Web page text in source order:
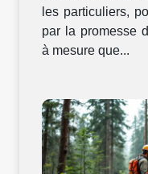
les particuliers,
par la promesse
à mesure que...